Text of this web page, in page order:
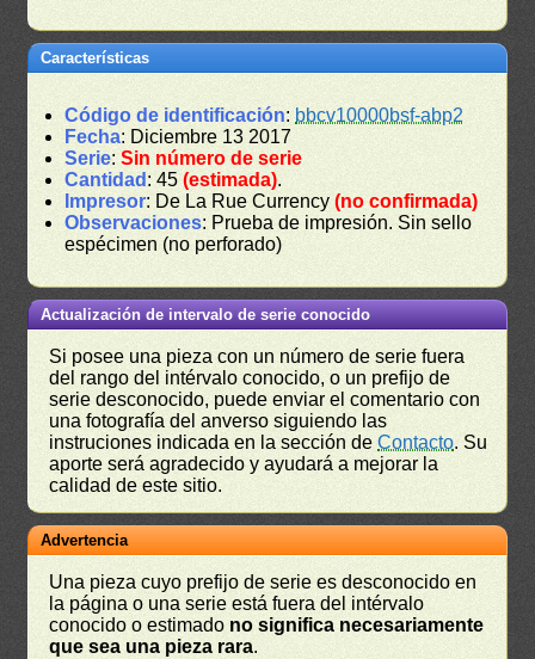
Características
Código de identificación: bbcv10000bsf-abp2
Fecha: Diciembre 13 2017
Serie:Sin número de serie
Cantidad : 45(estimada).
Impresor: De La Rue Currency(no confirmada)
Observaciones: Prueba de impresión. Sin sello
espécimen (no perforado)
Actualización de intervalo de serie conocido
Si posee una pieza con un número de serie fuera
del rango del intérvalo conocido, o un prefijo de
serie desconocido, puede enviar el comentario con
una fotografía del anverso siguiendo las
instruciones indicada en la sección deContacto. Su
aporte será agradecido y ayudará a mejorar la
calidad de este sitio.
Advertencia
Una pieza cuyo prefijo de serie es desconocido en
la página o una serie está fuera del intérvalo
conocido o estimado no significa necesariamente
que sea una pieza rara.